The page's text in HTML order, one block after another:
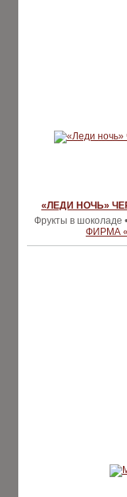
«ЛЕДИ НОЧЬ»
Фрукты в шоколаде
ФИРМА